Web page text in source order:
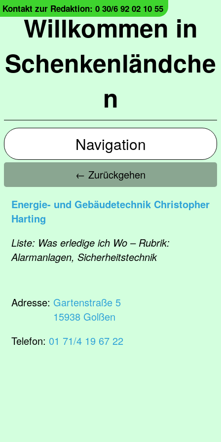
Willkommen in
Schenkenländche
n
Kontakt zur Redaktion: 0 30/6 92 02 10 55
Navigation
← Zurückgehen
Energie- und Gebäudetechnik Christopher
Harting
Liste: Was erledige ich Wo – Rubrik:
Alarmanlagen, Sicherheitstechnik
Adresse: Gartenstraße 5
15938 Golßen
Telefon: 01 71/4 19 67 22